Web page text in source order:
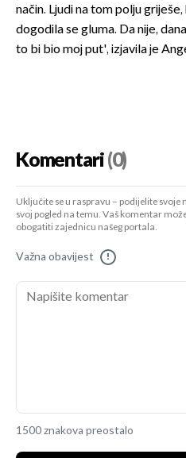
način. Ljudi na tom polju
dogodila se gluma. Da nije,
to bi bio moj put', izjavila je
Komentari(0)
Uključite se u raspravu – podijelite
svoj pogled na temu. Vaš komentar
obogatiti zajednicu našeg portala.
Važna obavijest !
1500 znakova preostalo